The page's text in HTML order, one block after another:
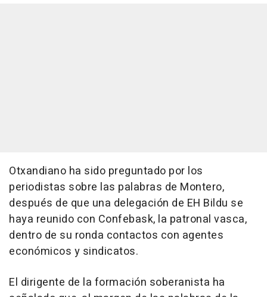
Otxandiano ha sido preguntado por los
periodistas sobre las palabras de Montero,
después de que una delegación de EH Bildu se
haya reunido con Confebask, la patronal vasca,
dentro de su ronda contactos con agentes
económicos y sindicatos.
El dirigente de la formación soberanista ha